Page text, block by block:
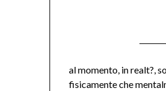
al momento, in realt?,
fisicamente che